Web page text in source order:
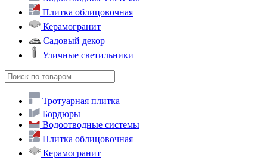
Плитка облицовочная
Керамогранит
Садовый декор
Уличные светильники
Тротуарная плитка
Бордюры
Водоотводные системы
Плитка облицовочная
Керамогранит